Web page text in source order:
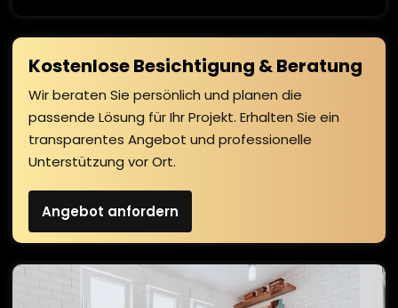
Kostenlose Besichtigung & Beratung
Wir beraten Sie persönlich und planen die
passende Lösung für Ihr Projekt. Erhalten Sie ein
transparentes Angebot und professionelle
Unterstützung vor Ort.
Angebot anfordern